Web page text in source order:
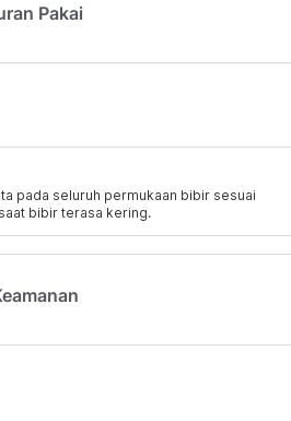
Pakai
pada seluruh permukaan bibir sesuai
bibir terasa kering.